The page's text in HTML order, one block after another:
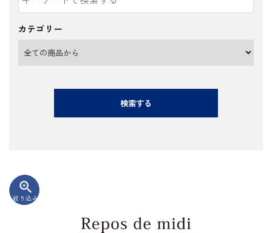
カテゴリー
検索する
zoom_in
絞り込み